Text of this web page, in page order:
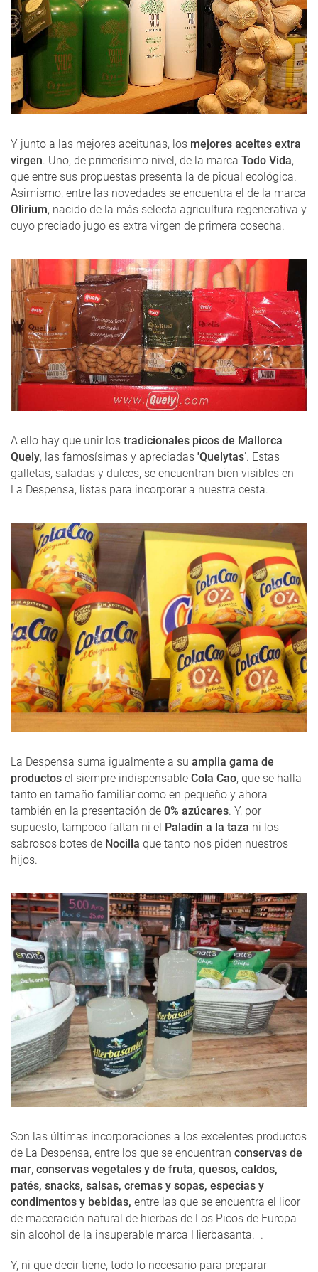
Y junto a las mejores aceitunas, los mejores aceites extra
virgen. Uno, de primerísimo nivel, de la marca Todo Vida,
que entre sus propuestas presenta la de picual ecológica.
Asimismo, entre las novedades se encuentra el de la marca
Olirium, nacido de la más selecta agricultura regenerativa y
cuyo preciado jugo es extra virgen de primera cosecha.
A ello hay que unir los tradicionales picos de Mallorca
Quely, las famosísimas y apreciadas 'Quelytas'. Estas
galletas, saladas y dulces, se encuentran bien visibles en
La Despensa, listas para incorporar a nuestra cesta.
La Despensa suma igualmente a su amplia gama de
productos el siempre indispensable Cola Cao, que se halla
tanto en tamaño familiar como en pequeño y ahora
también en la presentación de 0% azúcares. Y, por
supuesto, tampoco faltan ni el Paladín a la taza ni los
sabrosos botes de Nocilla que tanto nos piden nuestros
hijos.
Son las últimas incorporaciones a los excelentes productos
de La Despensa, entre los que se encuentran conservas de
mar, conservas vegetales y de fruta, quesos, caldos,
patés, snacks, salsas, cremas y sopas, especias y
condimentos y bebidas, entre las que se encuentra el licor
de maceración natural de hierbas de Los Picos de Europa
sin alcohol de la insuperable marca Hierbasanta. .
Y, ni que decir tiene, todo lo necesario para preparar